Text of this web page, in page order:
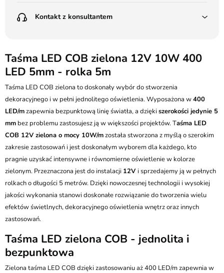
Poczta Polska Kurier 48H - 11 zł
(od 1000 zł dla gabarytów, nie dotyczy produktów 3m)
Pobranie:
Poczta Polska Kurier 48H - 16 zł
Kurier GLS - 20 zł
Przesyłka Gabarytowa - 35 zł
Kontakt z konsultantem
Batalionów Chłopskich 12, 94-058 Łódź
506 336 320
kontakt@ledstyl.pl
Taśma LED COB zielona 12V 10W 400
LED 5mm - rolka 5m
Taśma LED COB zielona to doskonały wybór do stworzenia
dekoracyjnego i w pełni jednolitego oświetlenia. Wyposażona w400
LED/mzapewnia bezpunktową linię światła, a dziękiszerokości jedynie 5
mm bez problemu zastosujesz ją w większości projektów. Taśma LED
COB 12V zielona o mocy 10W/mzostała stworzona z myślą o szerokim
zakresie zastosowań i jest doskonałym wyborem dla każdego, kto
pragnie uzyskać intensywne i równomierne oświetlenie w kolorze
zielonym. Przeznaczona jest do instalacji 12V i sprzedajemy ją w pełnych
rolkach o długości 5 metrów. Dzięki nowoczesnej technologii i wysokiej
jakości wykonania stanowi doskonałe rozwiązanie do tworzenia wielu
efektów świetlnych, dekoracyjnego oświetlenia wnętrz oraz innych
zastosowań.
Taśma LED zielona COB - jednolita i
bezpunktowa
Zielona taśma LED COB dzięki zastosowaniu aż 400 LED/m zapewnia w